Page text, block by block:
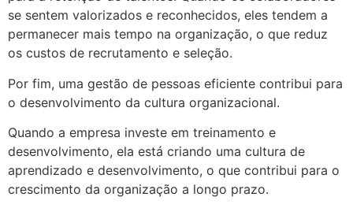
se sentem valorizados e reconhecidos, eles tendem a
permanecer mais tempo na organização, o que reduz
os custos de recrutamento e seleção.
Por fim, uma gestão de pessoas eficiente contribui para
o desenvolvimento da cultura organizacional.
Quando a empresa investe em treinamento e
desenvolvimento, ela está criando uma cultura de
aprendizado e desenvolvimento, o que contribui para o
crescimento da organização a longo prazo.